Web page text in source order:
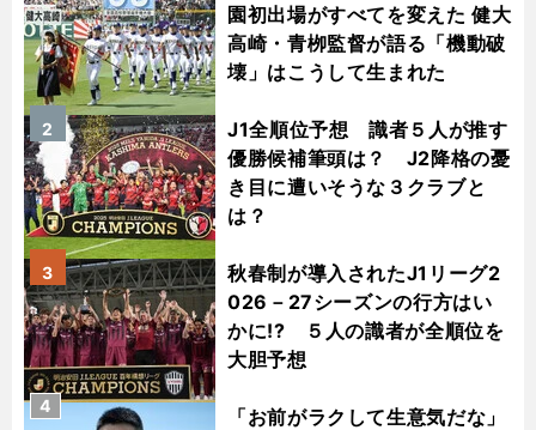
園初出場がすべてを変えた 健大
高崎・青栁監督が語る「機動破
壊」はこうして生まれた
J1全順位予想 識者５人が推す
優勝候補筆頭は？ J2降格の憂
き目に遭いそうな３クラブと
は？
2
秋春制が導入されたJ1リーグ2
026－27シーズンの行方はい
かに!? ５人の識者が全順位を
大胆予想
3
「お前がラクして生意気だな」
4